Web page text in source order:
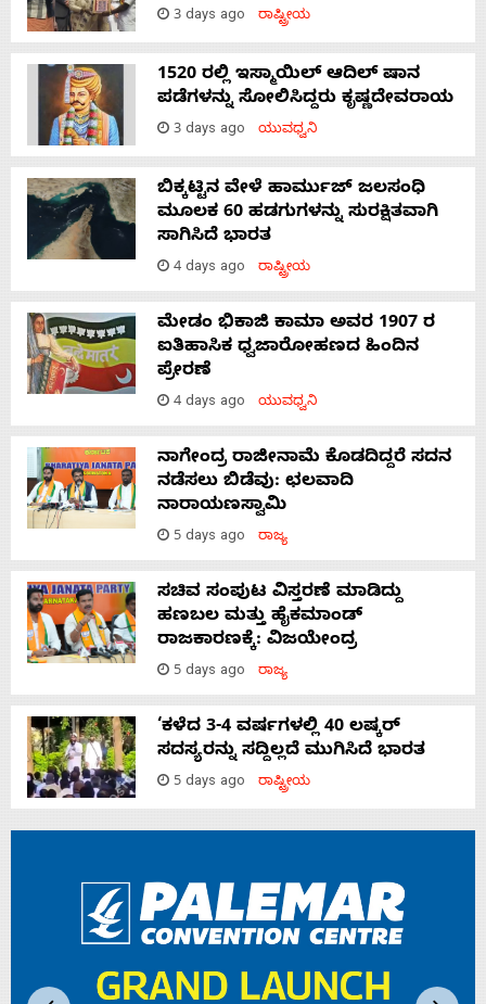
3 days ago ರಾಷ್ಟ್ರೀಯ
1520 ರಲ್ಲಿ ಇಸ್ಮಾಯಿಲ್ ಆದಿಲ್ ಷಾನ
ಪಡೆಗಳನ್ನು ಸೋಲಿಸಿದ್ದರು ಕೃಷ್ಣದೇವರಾಯ
3 days ago ಯುವಧ್ವನಿ
ಬಿಕ್ಕಟ್ಟಿನ ವೇಳೆ ಹಾರ್ಮುಜ್ ಜಲಸಂಧಿ
ಮೂಲಕ 60 ಹಡಗುಗಳನ್ನು ಸುರಕ್ಷಿತವಾಗಿ
ಸಾಗಿಸಿದೆ ಭಾರತ
4 days ago ರಾಷ್ಟ್ರೀಯ
ಮೇಡಂ ಭಿಕಾಜಿ ಕಾಮಾ ಅವರ 1907 ರ
ಐತಿಹಾಸಿಕ ಧ್ವಜಾರೋಹಣದ ಹಿಂದಿನ
ಪ್ರೇರಣೆ
4 days ago ಯುವಧ್ವನಿ
ನಾಗೇಂದ್ರ ರಾಜೀನಾಮೆ ಕೊಡದಿದ್ದರೆ ಸದನ
ನಡೆಸಲು ಬಿಡೆವು: ಛಲವಾದಿ
ನಾರಾಯಣಸ್ವಾಮಿ
5 days ago ರಾಜ್ಯ
ಸಚಿವ ಸಂಪುಟ ವಿಸ್ತರಣೆ ಮಾಡಿದ್ದು
ಹಣಬಲ ಮತ್ತು ಹೈಕಮಾಂಡ್
ರಾಜಕಾರಣಕ್ಕೆ: ವಿಜಯೇಂದ್ರ
5 days ago ರಾಜ್ಯ
‘ಕಳೆದ 3-4 ವರ್ಷಗಳಲ್ಲಿ 40 ಲಷ್ಕರ್
ಸದಸ್ಯರನ್ನು ಸದ್ದಿಲ್ಲದೆ ಮುಗಿಸಿದೆ ಭಾರತ
5 days ago ರಾಷ್ಟ್ರೀಯ